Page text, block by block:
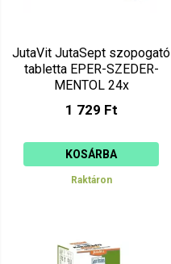
JutaVit JutaSept szopogató
tabletta EPER-SZEDER-
MENTOL 24x
1 729 Ft
KOSÁRBA
Raktáron